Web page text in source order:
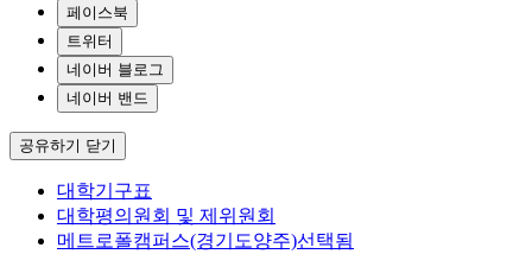
페이스북
트위터
네이버 블로그
네이버 밴드
공유하기 닫기
대학기구표
대학평의원회 및 제위원회
메트로폴캠퍼스(경기도양주)선택됨